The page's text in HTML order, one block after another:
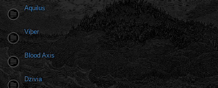
Aquilus
Viþer
Blood Axis
Dzivia